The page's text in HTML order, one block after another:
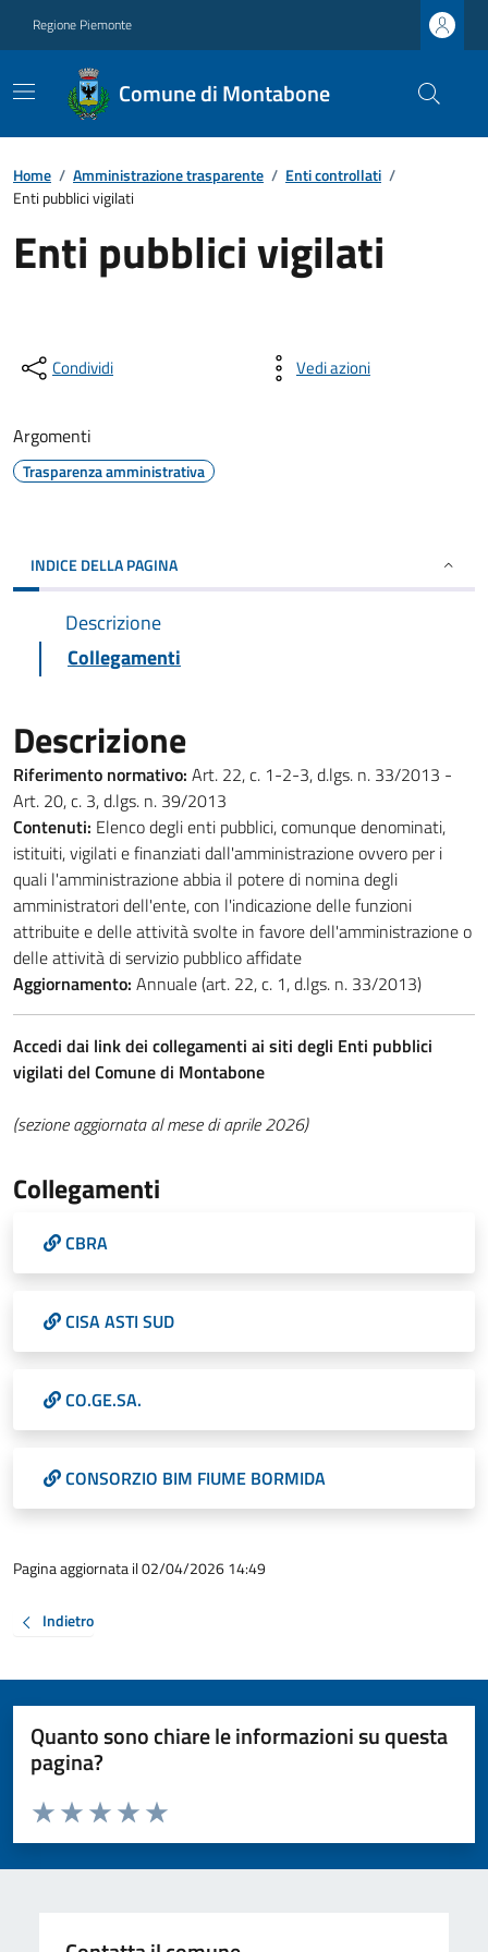
Regione Piemonte
Comune di Montabone
Home / Amministrazione trasparente / Enti controllati /
Enti pubblici vigilati
Enti pubblici vigilati
Condividi Vedi azioni
Argomenti
Trasparenza amministrativa
INDICE DELLA PAGINA
Descrizione
Collegamenti
Descrizione
Riferimento normativo: Art. 22, c. 1-2-3, d.lgs. n. 33/2013 -
Art. 20, c. 3, d.lgs. n. 39/2013
Contenuti: Elenco degli enti pubblici, comunque denominati,
istituiti, vigilati e finanziati dall'amministrazione ovvero per i
quali l'amministrazione abbia il potere di nomina degli
amministratori dell'ente, con l'indicazione delle funzioni
attribuite e delle attività svolte in favore dell'amministrazione o
delle attività di servizio pubblico affidate
Aggiornamento: Annuale (art. 22, c. 1, d.lgs. n. 33/2013)
Accedi dai link dei collegamenti ai siti degli Enti pubblici
vigilati del Comune di Montabone
(sezione aggiornata al mese di aprile 2026)
Collegamenti
CBRA
CISA ASTI SUD
CO.GE.SA.
CONSORZIO BIM FIUME BORMIDA
Pagina aggiornata il 02/04/2026 14:49
Indietro
Quanto sono chiare le informazioni su questa
pagina?
Valuta da 1 a 5 stelle la pagina
Valuta 5 stelle su 5
Valuta 4 stelle su 5
Valuta 3 stelle su 5
Valuta 2 stelle su 5
Valuta 1 stelle su 5